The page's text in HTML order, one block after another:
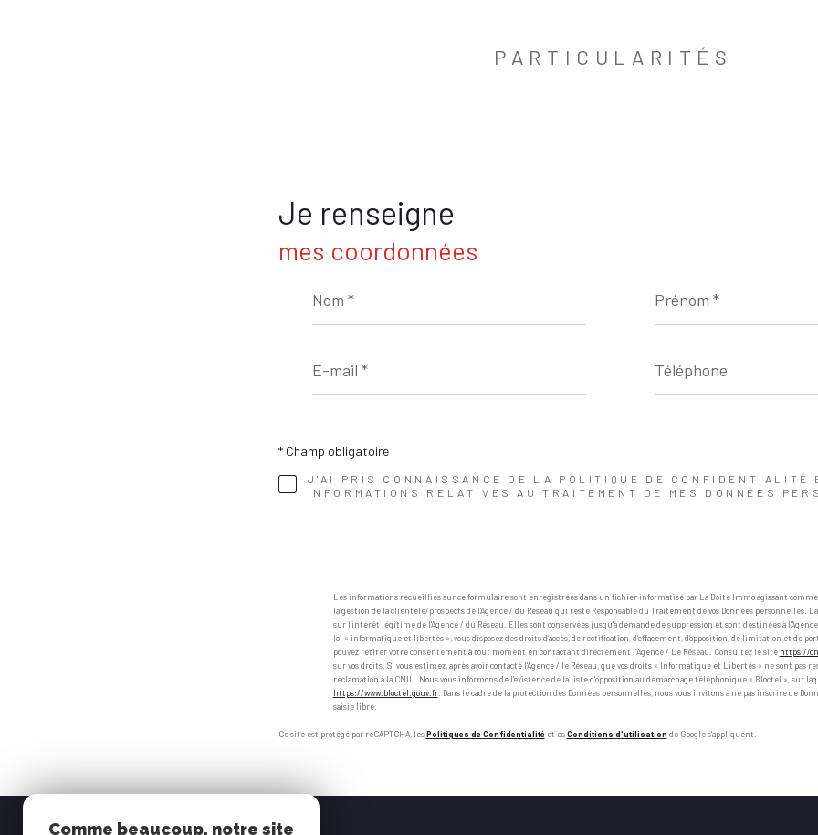
PARTICULARITÉS
Je renseigne
mes coordonnées
*
*
mail
*
J'AI PRIS CONNAISSANCE DE LA POLITIQUE DE CONFIDENTIALITÉ
INFORMATIONS RELATIVES AU TRAITEMENT DE MES DONNÉES
* Champ obligatoire
Les informations recueillies sur ce formulaire sont enregistrées dans un fichier informatisé par La Boite Immo agissant
la gestion de la clientèle/prospects de l'Agence / du Réseau qui reste Responsable du Traitement de vos Données personnelles.
sur l'intérêt légitime de l'Agence / du Réseau. Elles sont conservées jusqu'à demande de suppression et sont destinées à
loi « informatique et libertés », vous disposez des droits d’accès, de rectification, d’effacement, d’opposition, de limitation et de
pouvez retirer votre consentement à tout moment en contactant directement l’Agence / Le Réseau. Consultez le site https://
sur vos droits. Si vous estimez, après avoir contacté l'Agence / le Réseau, que vos droits « Informatique et Libertés » ne sont pas
réclamation à la CNIL. Nous vous informons de l’existence de la liste d'opposition au démarchage téléphonique « Bloctel », sur
https://www.bloctel.gouv.fr. Dans le cadre de la protection des Données personnelles, nous vous invitons à ne pas inscrire de
saisie libre.
Ce site est protégé par reCAPTCHA, lesPolitiques de Confidentialitéet esConditions d'utilisation de Google s'appliquent.
Comme beaucoup, notre site